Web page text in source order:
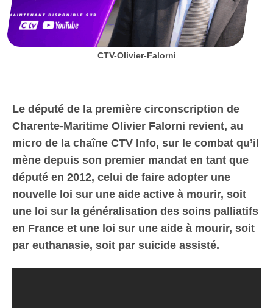
CTV-Olivier-Falorni
Le député de la première circonscription de
Charente-Maritime Olivier Falorni revient, au
micro de la chaîne CTV Info, sur le combat qu’il
mène depuis son premier mandat en tant que
député en 2012, celui de faire adopter une
nouvelle loi sur une aide active à mourir, soit
une loi sur la généralisation des soins palliatifs
en France et une loi sur une aide à mourir, soit
par euthanasie, soit par suicide assisté.